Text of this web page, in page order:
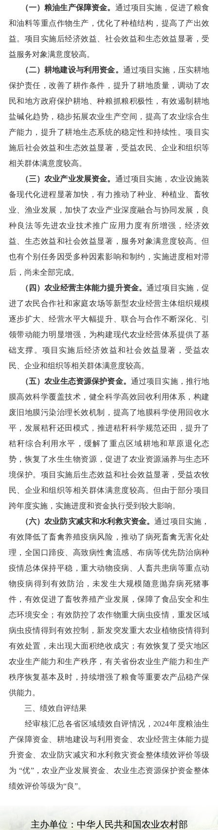
（一）粮油生产保障资金。 通过项目实施，促进了粮食
和油料等重点作物生产，优化了种植结构，提高了产出效
益。项目实施后经济效益、社会效益和生态效益显著，受
益服务对象满意度较高。
（二）耕地建设与利用资金。 通过项目实施， 压实耕地
保护责任，改善了耕作条件，提升了耕地质量，调动了农
民和地方政府保护耕地、种粮抓粮积极性，有效遏制耕地
盐碱化趋势，稳步拓展农业生产空间，提高了农业综合生
产能力，提升了耕地生态系统的稳定性和持续性。项目实
施后社会效益和生态效益显著，受益农民、企业和组织等
相关群体满意度较高。
（三）农业产业发展资金。 通过项目实施，农业设施装
备现代化进程显著加快，有力推动了种业、种植业、畜牧
业、渔业发展，加快了农业产业深度融合与协同发展，良
种良法等先进农业技术推广应用力度有所增强，经济效
益、生态效益和社会效益显著，服务对象满意度较高。但
也有个别任务因受多种因素影响和制约，实施进度相对滞
后，尚未全部完成。
（四）农业经营主体能力提升资金。通过项目实施，促
进了农民合作社和家庭农场等新型农业经营主体组织规模
逐步扩大、经营水平大幅提升、联合与合作不断深化、引
领带动能力明显增强，为构建现代农业经营体系提供了基
础支撑。项目实施后经济效益和社会效益显著，受益农
民、企业和组织等相关群体满意度较高。
（五）农业生态资源保护资金。 通过项目实施，推行地
膜高效科学覆盖技术，健全科学高效回收利用体系，构建
废旧地膜污染治理长效机制，提高了地膜科学使用回收水
平 ， 发展秸秆还田模式，推进秸秆科学规范还田，提升了
秸秆综合利用水平 ， 缓解了 重点区域耕地和草原退化态
势，恢复 了水生生物资源，促进了农业资源涵养与生态环
境保护。项目实施后生态效益和社会效益显著，受益农牧
民、企业和组织等相关群体满意度较高。但由于部分项目
跨年度实施，实施进度和资金执行受到较大影响。
（六）农业防灾减灾和水利救灾资金。通过项目实施，
有效降低了畜禽养殖疫病风险，推动了病死畜禽无害化处
理，全国口蹄疫、高致病性禽流感、布病等优先防治病种
疫情总体保持平稳，重大动物疫病、人畜共患病等重点动
物疫病得到有效防治，未发生大规模随意抛弃病死猪事
件，有效促进了畜牧养殖产业发展 ，保障了食品安全和生
态环境安全 ； 有效防控了农作物重大病虫疫情 ， 重发区域
病虫疫情得到有效控制，新发突发重大农业植物疫情得到
有效处置，未出现大面积绝收成灾 ； 有效恢复了受灾地区
农业生产能力和生产秩序，有关省份农业生产能力和生产
秩序恢复基本及时，持续增强了粮食等重要农产品稳产保
供能力。
三、绩效自评结果
经审核汇总各省区域绩效自评情况， 2024年度粮油生
产保障资金
耕地建设与利用资金 、农业经营主体能力提
升资金
农业防灾减灾和水利救灾资金整体绩效评价等级
为 “优”，农业产业发展资金
农业生态资源保护资金整体
绩效评价等级为“良”。
主办单位：中华人民共和国农业农村部